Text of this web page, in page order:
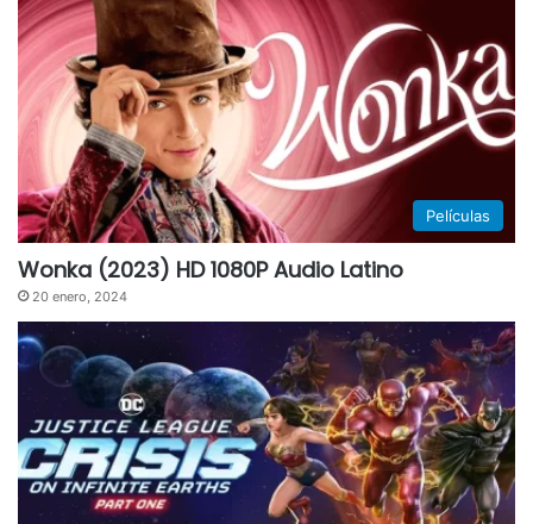
Películas
Wonka (2023) HD 1080P Audio Latino
20 enero, 2024